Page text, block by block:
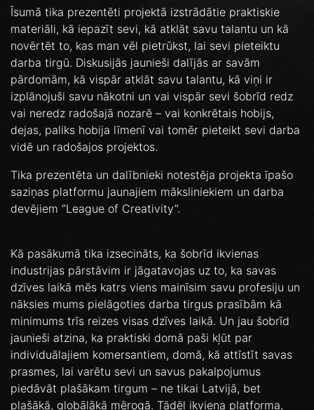
Īsumā tika prezentēti projektā izstrādātie praktiskie
materiāli, kā iepazīt sevi, kā atklāt savu talantu un kā
novērtēt to, kas man vēl pietrūkst, lai sevi pieteiktu
darba tirgū. Diskusijās jaunieši dalījās ar savām
pārdomām, kā vispār atklāt savu talantu, kā viņi ir
izplānojuši savu nākotni un vai vispār sevi šobrīd redz
vai neredz radošajā nozarē – vai konkrētais hobijs,
dejas, paliks hobija līmenī vai tomēr pieteikt sevi darba
vidē un radošajos projektos.
Tika prezentēta un dalībnieki notestēja projekta īpašo
saziņas platformu jaunajiem māksliniekiem un darba
devējiem “League of Creativity”.
Kā pasākumā tika izsecināts, ka šobrīd ikvienas
industrijas pārstāvim ir jāgatavojas uz to, ka savas
dzīves laikā mēs katrs viens mainīsim savu profesiju un
nāksies mums pielāgoties darba tirgus prasībām kā
minimums trīs reizes visas dzīves laikā. Un jau šobrīd
jaunieši atzina, ka praktiski domā paši kļūt par
individuālajiem komersantiem, domā, kā attīstīt savas
prasmes, lai varētu sevi un savus pakalpojumus
piedāvāt plašākam tirgum – ne tikai Latvijā, bet
plašākā, globālākā mērogā. Tādēļ ikviena platforma,